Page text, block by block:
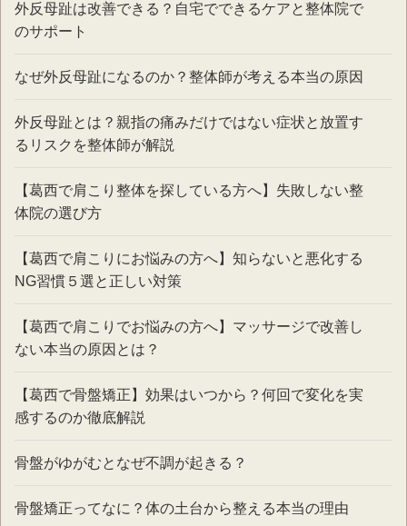
外反母趾は改善できる？自宅でできるケアと整体院で
のサポート
なぜ外反母趾になるのか？整体師が考える本当の原因
外反母趾とは？親指の痛みだけではない症状と放置す
るリスクを整体師が解説
【葛西で肩こり整体を探している方へ】失敗しない整
体院の選び方
【葛西で肩こりにお悩みの方へ】知らないと悪化する
NG習慣５選と正しい対策
【葛西で肩こりでお悩みの方へ】マッサージで改善し
ない本当の原因とは？
【葛西で骨盤矯正】効果はいつから？何回で変化を実
感するのか徹底解説
骨盤がゆがむとなぜ不調が起きる？
骨盤矯正ってなに？体の土台から整える本当の理由